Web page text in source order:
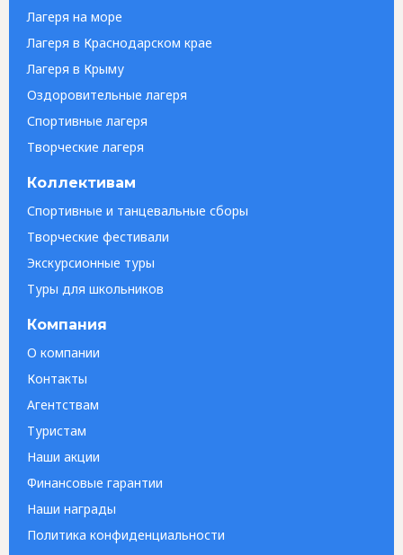
Лагеря на море
Лагеря в Краснодарском крае
Лагеря в Крыму
Оздоровительные лагеря
Спортивные лагеря
Творческие лагеря
Коллективам
Спортивные и танцевальные сборы
Творческие фестивали
Экскурсионные туры
Туры для школьников
Компания
О компании
Контакты
Агентствам
Туристам
Наши акции
Финансовые гарантии
Наши награды
Политика конфиденциальности